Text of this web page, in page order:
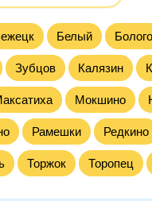
Белый
Зубцов Калязин
Мокшино
Рамешки Редкино
Торжок Торопец